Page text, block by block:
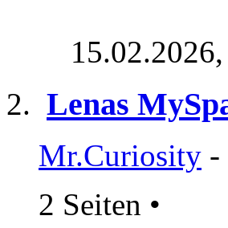
15.02.2026,
Lenas
Mr.Curiosity -
2 Seiten •